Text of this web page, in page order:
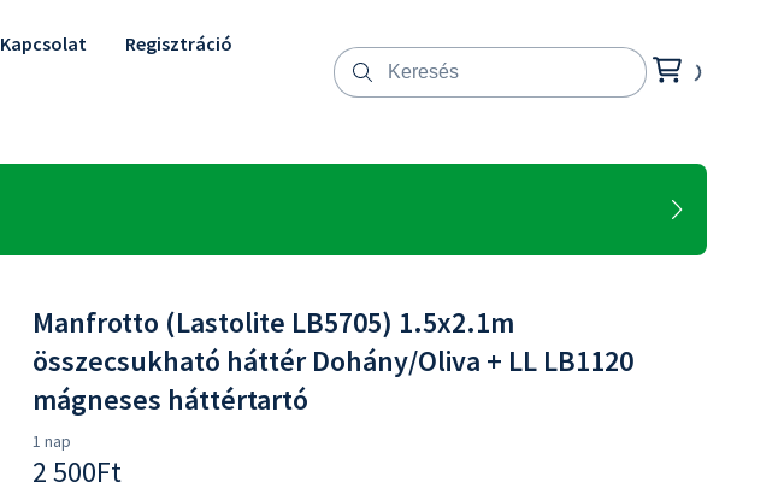
Kapcsolat Regisztráció
Manfrotto (Lastolite LB5705) 1.5x2.1m
összecsukható háttér Dohány/Oliva + LL LB1120
mágneses háttértartó